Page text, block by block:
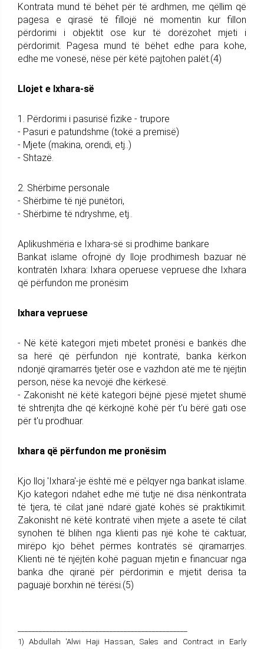
Kontrata mund të bëhet për të ardhmen, me qëllim që
pagesa e qirasë të fillojë në momentin kur fillon
përdorimi i objektit ose kur të dorëzohet mjeti i
përdorimit. Pagesa mund të bëhet edhe para kohe,
edhe me vonesë, nëse për këtë pajtohen palët.(4)
Llojet e Ixhara-së
1. Përdorimi i pasurisë fizike - trupore
- Pasuri e patundshme (tokë a premisë)
- Mjete (makina, orendi, etj..)
- Shtazë.
2. Shërbime personale
- Shërbime të një punëtori,
- Shërbime të ndryshme, etj..
Aplikushmëria e Ixhara-së si prodhime bankare
Bankat islame ofrojnë dy lloje prodhimesh bazuar në
kontratën Ixhara: Ixhara operuese vepruese dhe Ixhara
që përfundon me pronësim
Ixhara vepruese
- Në këtë kategori mjeti mbetet pronësi e bankës dhe
sa herë që përfundon një kontratë, banka kërkon
ndonjë qiramarrës tjetër ose e vazhdon atë me të njëjtin
person, nëse ka nevojë dhe kërkesë.
- Zakonisht në këtë kategori bëjnë pjesë mjetet shumë
të shtrenjta dhe që kërkojnë kohë për t'u bërë gati ose
për t'u prodhuar.
Ixhara që përfundon me pronësim
Kjo lloj 'Ixhara'-je është më e pëlqyer nga bankat islame.
Kjo kategori ndahet edhe më tutje në disa nënkontrata
të tjera, të cilat janë ndarë gjatë kohës së praktikimit.
Zakonisht në këtë kontratë vihen mjete a asete të cilat
synohen të blihen nga klienti pas një kohe të caktuar,
mirëpo kjo bëhet përmes kontratës së qiramarrjes.
Klienti në të njëjtën kohë paguan mjetin e financuar nga
banka dhe qiranë për përdorimin e mjetit derisa ta
paguajë borxhin në tërësi.(5)
1) Abdullah 'Alwi Haji Hassan, Sales and Contract in Early